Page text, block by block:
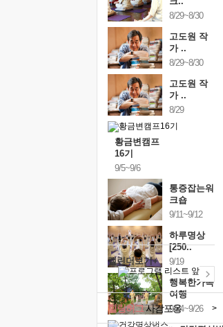
8/29~8/30
고도원 작
가 ..
8/29~8/30
고도원 작
가 ..
8/29
황금변캠프
16기
9/5~9/6
통증잡는워
크숍
9/11~9/12
하루명상
[250..
9/19
행복한가족
여행
9/24~9/26
캘린더보기+
힐링허그사감포옹 >